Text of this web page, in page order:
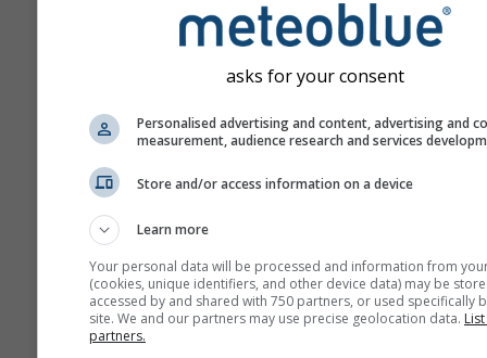
Zmiana klimatu –
Anomalia temperatury i
według miesięcy
Miesiąc
May Jun Jul
Sep Oct Nov
asks for your consent
Personalised advertising and content, advertising and
measurement, audience research and services
Store and/or access information on a device
Learn more
Your personal data will be processed and information from
(cookies, unique identifiers, and other device data) may be
accessed by and shared with 750 partners, or used specifically
site. We and our partners may use precise geolocation data.
partners.